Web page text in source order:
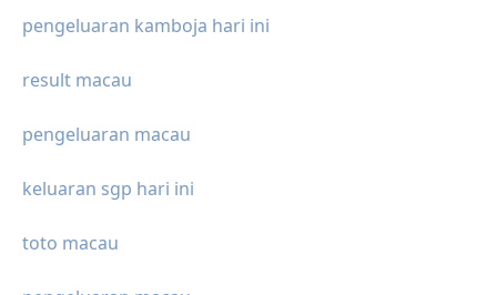
pengeluaran kamboja hari ini
result macau
pengeluaran macau
keluaran sgp hari ini
toto macau